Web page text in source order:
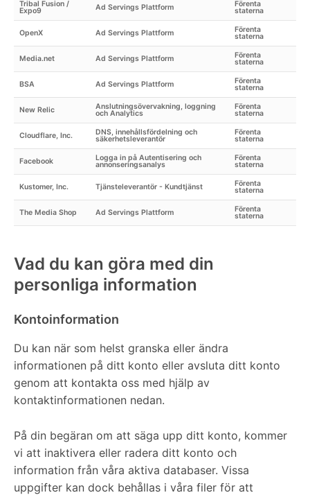
Tribal Fusion /
Expo9 Ad Servings Plattform Förenta
staterna
OpenX Ad Servings Plattform Förenta
staterna
Media.net Ad Servings Plattform Förenta
staterna
BSA Ad Servings Plattform Förenta
staterna
New Relic Anslutningsövervakning, loggning
och Analytics
Förenta
staterna
Cloudflare, Inc. DNS, innehållsfördelning och
säkerhetsleverantör
Förenta
staterna
Facebook Logga in på Autentisering och
annonseringsanalys
Förenta
staterna
Kustomer, Inc. Tjänsteleverantör - Kundtjänst Förenta
staterna
The Media Shop Ad Servings Plattform Förenta
staterna
Vad du kan göra med din
personliga information
Kontoinformation
Du kan när som helst granska eller ändra
informationen på ditt konto eller avsluta ditt konto
genom att kontakta oss med hjälp av
kontaktinformationen nedan.
På din begäran om att säga upp ditt konto, kommer
vi att inaktivera eller radera ditt konto och
information från våra aktiva databaser. Vissa
uppgifter kan dock behållas i våra filer för att